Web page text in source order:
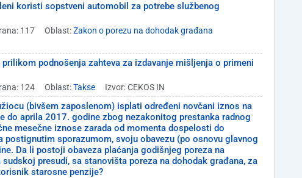
koristi sopstveni automobil za potrebe službenog
117 Oblast:Zakon o porezu na dohodak građana
podnošenja zahteva za izdavanje mišljenja o primeni
124 Oblast:Takse Izvor: CEKOS IN
(bivšem zaposlenom) isplati određeni novčani iznos na
do aprila 2017. godine zbog nezakonitog prestanka radnog
mesečne iznose zarada od momenta dospelosti do
sporazumom, svoju obavezu (po osnovu glavnog
Da li postoji obaveza plaćanja godišnjeg poreza na
presudi, sa stanovišta poreza na dohodak građana, za
starosne penzije?